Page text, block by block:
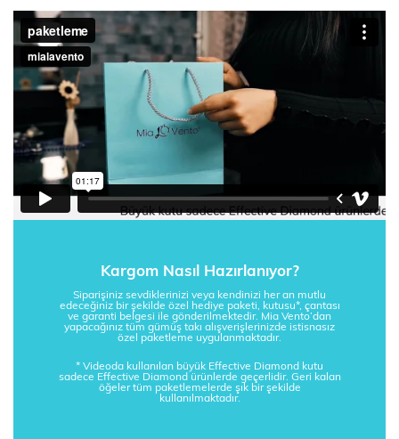
Kargom Nasıl Hazırlanıyor?
Siparişiniz sevdiklerinizi veya kendinizi her an mutlu
edeceğiniz bir şekilde özel hediye paketi, kutusu*, çantası
ve garanti belgesi ile gönderilmektedir. Mia Vento’dan
yapacağınız tüm gümüş takı alışverişlerinizde istisnasız
özel paketleme uygulanmaktadır.
* Videoda kullanılan büyük Effective Diamond kutu
sadece Effective Diamond ürünlerde geçerlidir. Geri kalan
öğeler tüm paketlemelerde şık bir şekilde
kullanılmaktadır.